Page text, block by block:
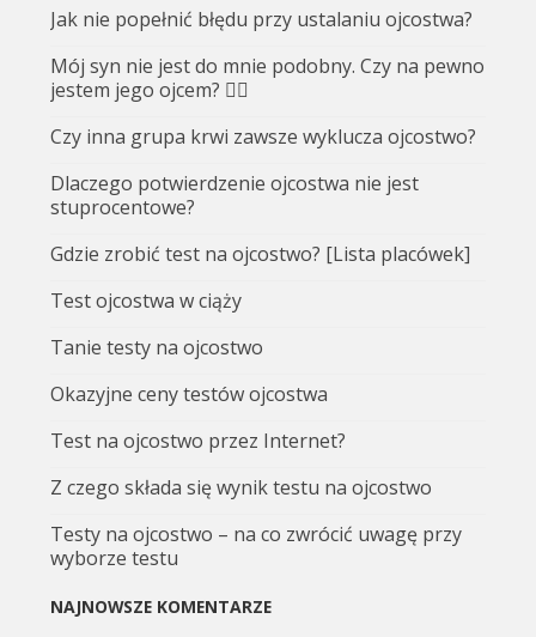
Jak nie popełnić błędu przy ustalaniu ojcostwa?
Mój syn nie jest do mnie podobny. Czy na pewno
jestem jego ojcem? 🤷‍♂️
Czy inna grupa krwi zawsze wyklucza ojcostwo?
Dlaczego potwierdzenie ojcostwa nie jest
stuprocentowe?
Gdzie zrobić test na ojcostwo? [Lista placówek]
Test ojcostwa w ciąży
Tanie testy na ojcostwo
Okazyjne ceny testów ojcostwa
Test na ojcostwo przez Internet?
Z czego składa się wynik testu na ojcostwo
Testy na ojcostwo – na co zwrócić uwagę przy
wyborze testu
NAJNOWSZE KOMENTARZE